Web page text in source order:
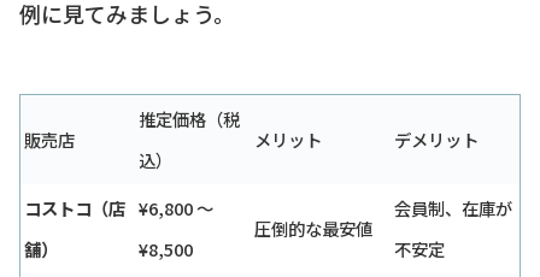
例に見てみましょう。
販売店
推定価格（税
込）
メリット デメリット
コストコ（店
舗）
¥6,800 〜
¥8,500
圧倒的な最安値
会員制、在庫が
不安定